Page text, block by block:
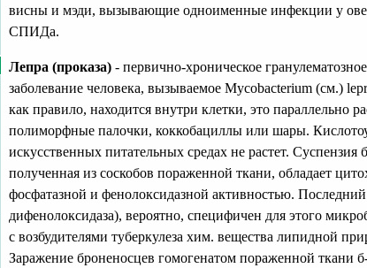
висны и мэди, вызывающие одноименные инфекции у
СПИДа.
Лепра (проказа) - первично-хроническое
заболевание человека, вызываемое Mycobacterium (см.)
как правило, находится внутри клетки, это параллельно
полиморфные палочки, коккобациллы или шары.
искусственных питательных средах не растет. Суспензия
полученная из соскобов пораженной ткани, обладает
фосфатазной и фенолоксидазной активностью.
дифенолоксидаза), вероятно, специфичен для этого
с возбудителями туберкулеза хим. вещества липидной
Заражение броненосцев гомогенатом пораженной ткани